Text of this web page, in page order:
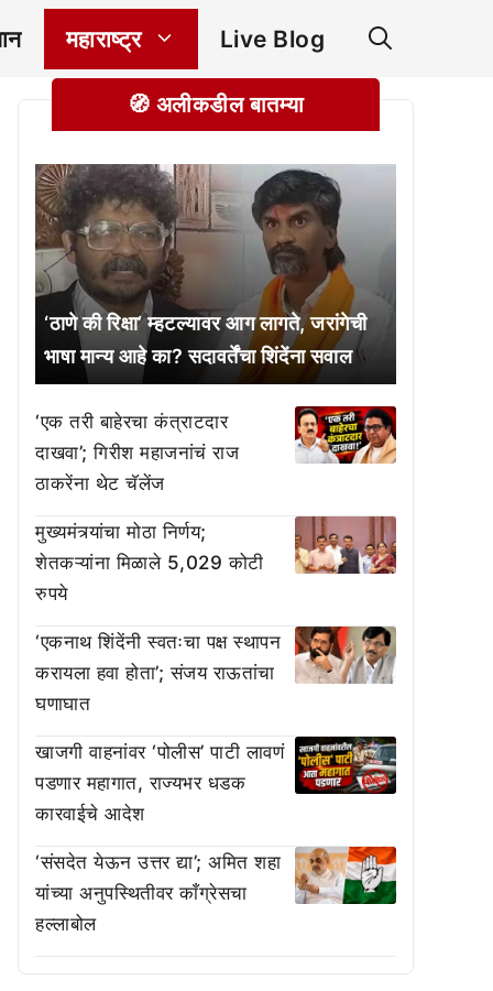
महाराष्ट्र Live Blog
🧭 अलीकडील बातम्या
‘ठाणे की रिक्षा’ म्हटल्यावर आग लागते, जरांगेची
भाषा मान्य आहे का? सदावर्तेंचा शिंदेंना सवाल
‘एक तरी बाहेरचा कंत्राटदार
दाखवा’; गिरीश महाजनांचं राज
ठाकरेंना थेट चॅलेंज
मुख्यमंत्र्यांचा मोठा निर्णय;
शेतकऱ्यांना मिळाले 5,029 कोटी
रुपये
‘एकनाथ शिंदेंनी स्वतःचा पक्ष स्थापन
करायला हवा होता’; संजय राऊतांचा
घणाघात
खाजगी वाहनांवर ‘पोलीस’ पाटी लावणं
पडणार महागात, राज्यभर धडक
कारवाईचे आदेश
‘संसदेत येऊन उत्तर द्या’; अमित शहा
यांच्या अनुपस्थितीवर काँग्रेसचा
हल्लाबोल